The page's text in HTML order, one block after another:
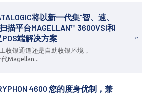
将以新一代集“智、速、
描平台MAGELLAN™ 3600VSI和
端解决方案
收银通道还是自助收银环境，
Magellan...
4600 您的度身优制，兼